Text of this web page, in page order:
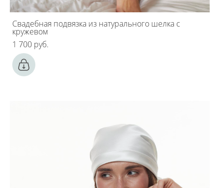
Свадебная подвязка из натурального шелка с
кружевом
1 700 pуб.